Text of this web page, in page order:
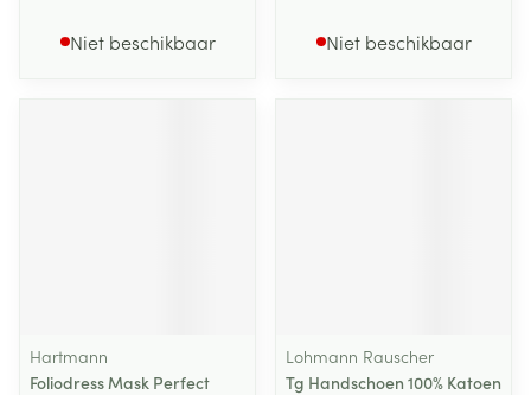
Niet beschikbaar Niet beschikbaar
Hartmann
Foliodress Mask Perfect
Lohmann Rauscher
Tg Handschoen 100% Katoen